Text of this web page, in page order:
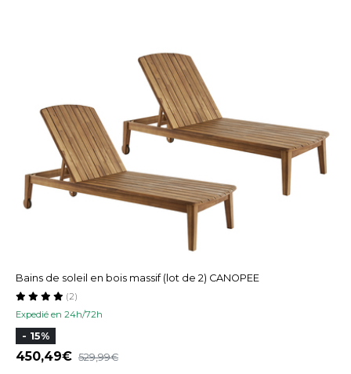
Bains de soleil en bois massif (lot de 2) CANOPEE
Expedié en 24h/72h
(2)
- 15%
450,49 529,99